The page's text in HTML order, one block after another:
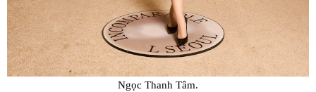
Ngọc Thanh Tâm.